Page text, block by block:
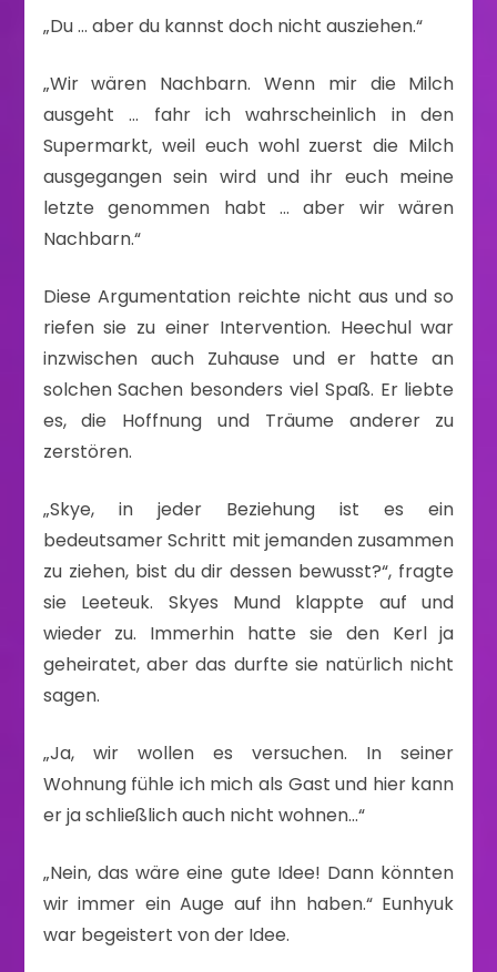
„Du … aber du kannst doch nicht ausziehen.“
„Wir wären Nachbarn. Wenn mir die Milch
ausgeht … fahr ich wahrscheinlich in den
Supermarkt, weil euch wohl zuerst die Milch
ausgegangen sein wird und ihr euch meine
letzte genommen habt … aber wir wären
Nachbarn.“
Diese Argumentation reichte nicht aus und so
riefen sie zu einer Intervention. Heechul war
inzwischen auch Zuhause und er hatte an
solchen Sachen besonders viel Spaß. Er liebte
es, die Hoffnung und Träume anderer zu
zerstören.
„Skye, in jeder Beziehung ist es ein
bedeutsamer Schritt mit jemanden zusammen
zu ziehen, bist du dir dessen bewusst?“, fragte
sie Leeteuk. Skyes Mund klappte auf und
wieder zu. Immerhin hatte sie den Kerl ja
geheiratet, aber das durfte sie natürlich nicht
sagen.
„Ja, wir wollen es versuchen. In seiner
Wohnung fühle ich mich als Gast und hier kann
er ja schließlich auch nicht wohnen…“
„Nein, das wäre eine gute Idee! Dann könnten
wir immer ein Auge auf ihn haben.“ Eunhyuk
war begeistert von der Idee.